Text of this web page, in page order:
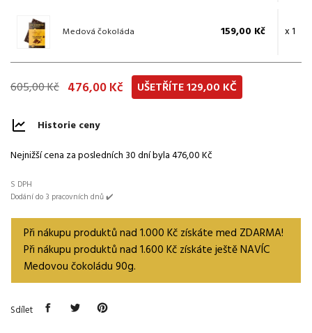
Medová čokoláda 159,00 Kč x 1
605,00 Kč 476,00 Kč UŠETŘÍTE 129,00 KČ
Historie ceny
Nejnižší cena za posledních 30 dní byla476,00 Kč
S DPH
Dodání do 3 pracovních dnů ✔️
Při nákupu produktů nad 1.000 Kč získáte med ZDARMA!
Při nákupu produktů nad 1.600 Kč získáte ještě NAVÍC
Medovou čokoládu 90g.
Sdílet